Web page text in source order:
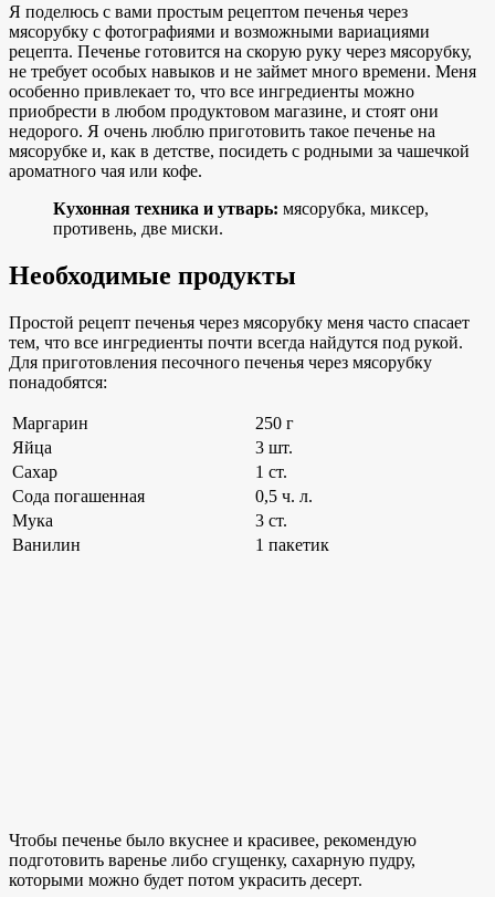
Я поделюсь с вами простым рецептом печенья через
мясорубку с фотографиями и возможными вариациями
рецепта. Печенье готовится на скорую руку через мясорубку,
не требует особых навыков и не займет много времени. Меня
особенно привлекает то, что все ингредиенты можно
приобрести в любом продуктовом магазине, и стоят они
недорого. Я очень люблю приготовить такое печенье на
мясорубке и, как в детстве, посидеть с родными за чашечкой
ароматного чая или кофе.
Кухонная техника и утварь: мясорубка, миксер,
противень, две миски.
Необходимые продукты
Простой рецепт печенья через мясорубку меня часто спасает
тем, что все ингредиенты почти всегда найдутся под рукой.
Для приготовления песочного печенья через мясорубку
понадобятся:
Маргарин
250 г
Яйца
3 шт.
Сахар
1 ст.
Сода погашенная
0,5 ч. л.
Мука
3 ст.
Ванилин
1 пакетик
Чтобы печенье было вкуснее и красивее, рекомендую
подготовить варенье либо сгущенку, сахарную пудру,
которыми можно будет потом украсить десерт.